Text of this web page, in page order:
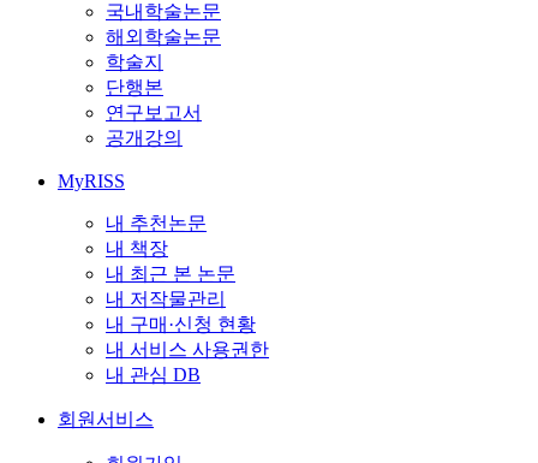
국내학술논문
해외학술논문
학술지
단행본
연구보고서
공개강의
MyRISS
내 추천논문
내 책장
내 최근 본 논문
내 저작물관리
내 구매·신청 현황
내 서비스 사용권한
내 관심 DB
회원서비스